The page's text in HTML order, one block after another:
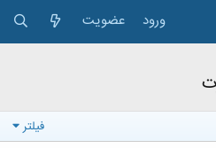
ورود عضویت
فیلتر